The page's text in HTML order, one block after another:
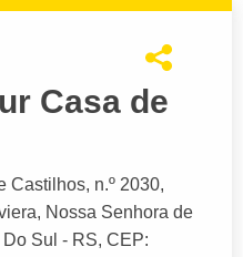
Casa de
Castilhos, n.º 2030,
Nossa Senhora de
Sul - RS, CEP: